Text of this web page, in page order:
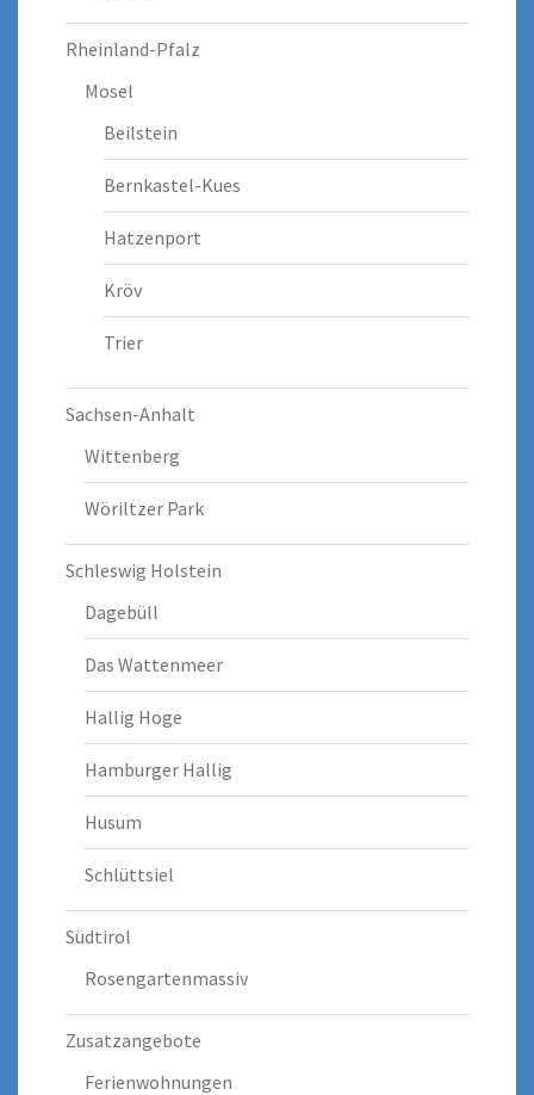
Rheinland-Pfalz
Mosel
Beilstein
Bernkastel-Kues
Hatzenport
Kröv
Trier
Sachsen-Anhalt
Wittenberg
Wöriltzer Park
Schleswig Holstein
Dagebüll
Das Wattenmeer
Hallig Hoge
Hamburger Hallig
Husum
Schlüttsiel
Südtirol
Rosengartenmassiv
Zusatzangebote
Ferienwohnungen